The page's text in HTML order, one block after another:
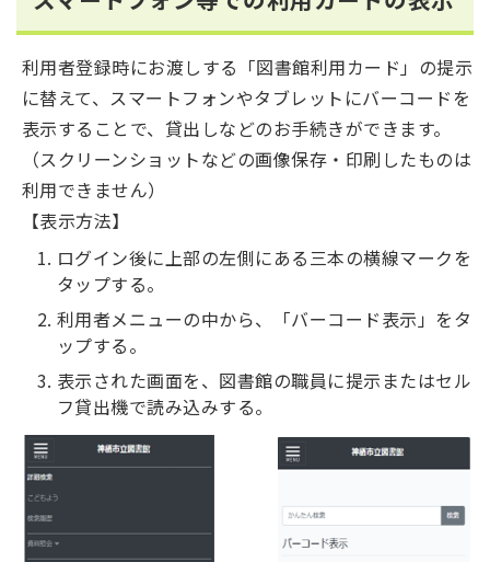
利用者登録時にお渡しする「図書館利用カード」の提示
に替えて、スマートフォンやタブレットにバーコードを
表示することで、貸出しなどのお手続きができます。
（スクリーンショットなどの画像保存・印刷したものは
利用できません）
【表示方法】
ログイン後に上部の左側にある三本の横線マークを
タップする。
利用者メニューの中から、「バーコード表示」をタ
ップする。
表示された画面を、図書館の職員に提示またはセル
フ貸出機で読み込みする。